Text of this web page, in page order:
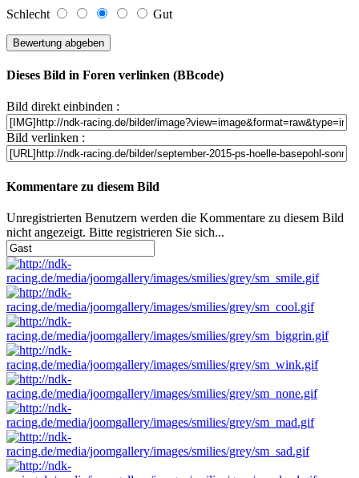
Schlecht Gut
Dieses Bild in Foren verlinken (BBcode)
Bild direkt einbinden :
Bild verlinken :
Kommentare zu diesem Bild
Unregistrierten Benutzern werden die Kommentare zu diesem Bild
nicht angezeigt. Bitte registrieren Sie sich...